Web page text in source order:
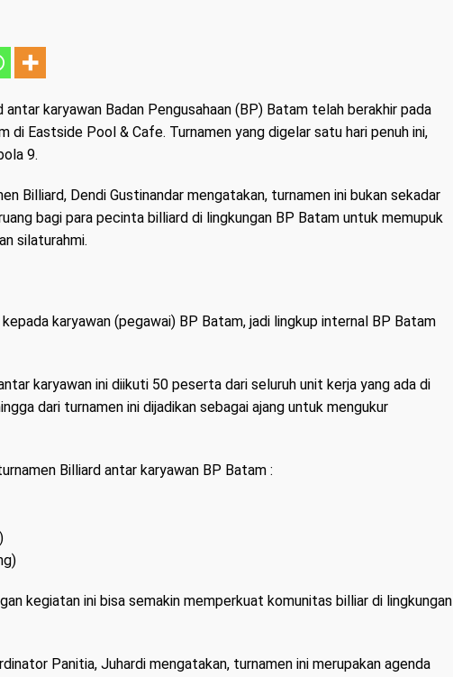
antar karyawan Badan Pengusahaan (BP) Batam telah berakhir pada
Eastside Pool & Cafe. Turnamen yang digelar satu hari penuh ini,
9.
Billiard, Dendi Gustinandar mengatakan, turnamen ini bukan sekadar
bagi para pecinta billiard di lingkungan BP Batam untuk memupuk
silaturahmi.
kepada karyawan (pegawai) BP Batam, jadi lingkup internal BP Batam
karyawan ini diikuti 50 peserta dari seluruh unit kerja yang ada di
dari turnamen ini dijadikan sebagai ajang untuk mengukur
Billiard antar karyawan BP Batam :
kegiatan ini bisa semakin memperkuat komunitas billiar di lingkungan
Panitia, Juhardi mengatakan, turnamen ini merupakan agenda